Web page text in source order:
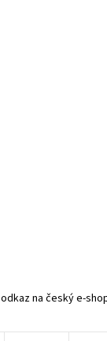
odkaz na český e-